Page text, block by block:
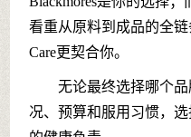
看重从原料到成品的全
Care更契合你。
无论最终选择哪个
况、预算和服用 习惯，